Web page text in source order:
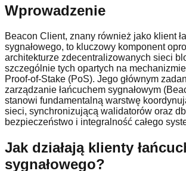
Wprowadzenie
Beacon Client, znany również jako klient
sygnałowego, to kluczowy komponent
architekturze zdecentralizowanych sieci
szczególnie tych opartych na
Proof-of-Stake (PoS). Jego głównym
zarządzanie łańcuchem sygnałowym
stanowi fundamentalną warstwę
sieci, synchronizującą walidatorów oraz
bezpieczeństwo i integralność całego
Jak działają klienty
sygnałowego?